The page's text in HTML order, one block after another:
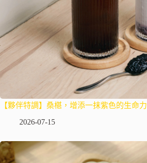
【夥伴特調】桑椹，增添一抹紫色的生命力
2026-07-15